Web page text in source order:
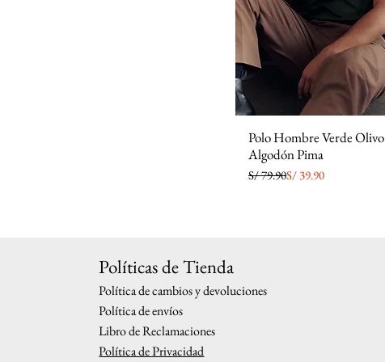
Polo Hombre Verde Olivo
Algodón Pima
Precio
S/ 79.90
Precio de oferta
S/ 39.90
Políticas de Tienda
Política de cambios y devoluciones
Política de envíos
Libro de Reclamaciones
Política de Privacidad